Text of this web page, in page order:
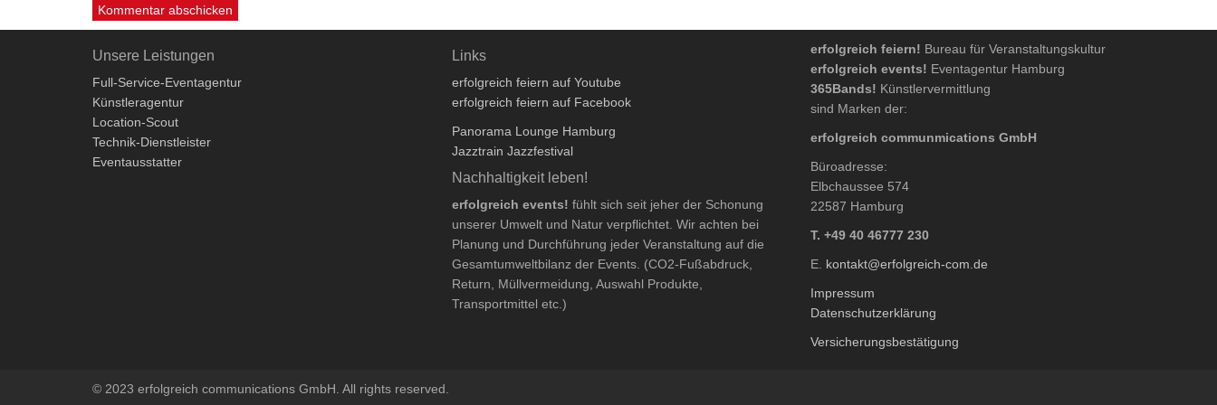
Unsere Leistungen
Full-Service-Eventagentur
Künstleragentur
Location-Scout
Technik-Dienstleister
Eventausstatter
Links
erfolgreich feiern auf Youtube
erfolgreich feiern auf Facebook
Panorama Lounge Hamburg
Jazztrain Jazzfestival
Nachhaltigkeit leben!
erfolgreich events! fühlt sich seit jeher der Schonung
unserer Umwelt und Natur verpflichtet. Wir achten bei
Planung und Durchführung jeder Veranstaltung auf die
Gesamtumweltbilanz der Events. (CO2-Fußabdruck,
Return, Müllvermeidung, Auswahl Produkte,
Transportmittel etc.)
erfolgreich feiern! Bureau für Veranstaltungskultur
erfolgreich events! Eventagentur Hamburg
365Bands! Künstlervermittlung
sind Marken der:
erfolgreich communmications GmbH
Büroadresse:
Elbchaussee 574
22587 Hamburg
T. +49 40 46777 230
E. kontakt@erfolgreich-com.de
Impressum
Datenschutzerklärung
Versicherungsbestätigung
© 2023 erfolgreich communications GmbH. All rights reserved.